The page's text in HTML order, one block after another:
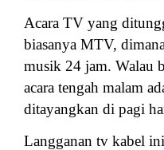
Acara TV yang
biasanya MTV,
musik 24 jam. Walau
acara tengah malam
ditayangkan di pagi
Langganan tv kabel